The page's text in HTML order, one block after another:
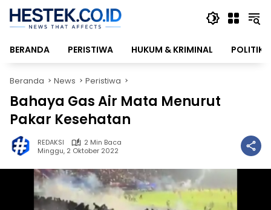
Langsung
konten
BERANDA
PERISTIWA HUKUM & KRIMINAL POLITIK
Beranda News Peristiwa
Bahaya Gas Air Mata Menurut
Pakar Kesehatan
REDAKSI
2 Min Baca
Minggu, 2 Oktober 2022